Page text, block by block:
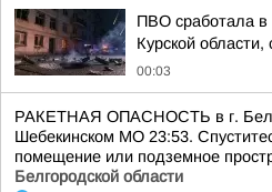
ПВО сработала в
Курской
00:03
РАКЕТНАЯ ОПАСНОСТЬ в г.
Шебекинском МО 23:53.
помещение или подземное
Белгородской области